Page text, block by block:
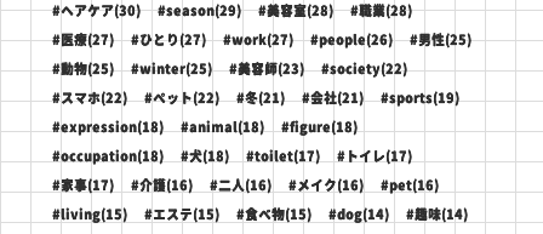
#ヘアケア(30) #season(29) #美容室(28) #職業(28)
#医療(27) #ひとり(27) #work(27) #people(26) #男性(25)
#動物(25) #winter(25) #美容師(23) #society(22)
#スマホ(22) #ペット(22) #冬(21) #会社(21) #sports(19)
#expression(18) #animal(18) #figure(18)
#occupation(18) #犬(18) #toilet(17) #トイレ(17)
#家事(17) #介護(16) #二人(16) #メイク(16) #pet(16)
#living(15) #エステ(15) #食べ物(15) #dog(14) #趣味(14)